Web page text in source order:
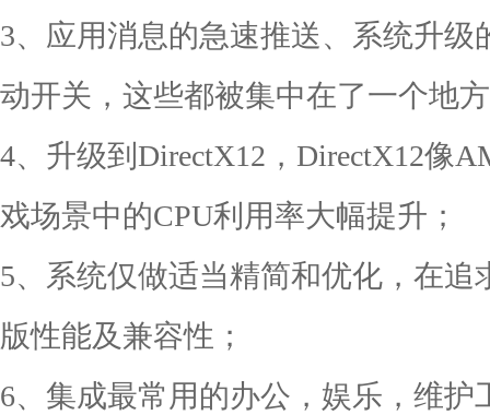
3、应用消息的急速推送、系统升
动开关，这些都被集中在了一个地
4、升级到DirectX12，DirectX12像
戏场景中的CPU利用率大幅提升；
5、系统仅做适当精简和优化，在
版性能及兼容性；
6、集成最常用的办公，娱乐，维